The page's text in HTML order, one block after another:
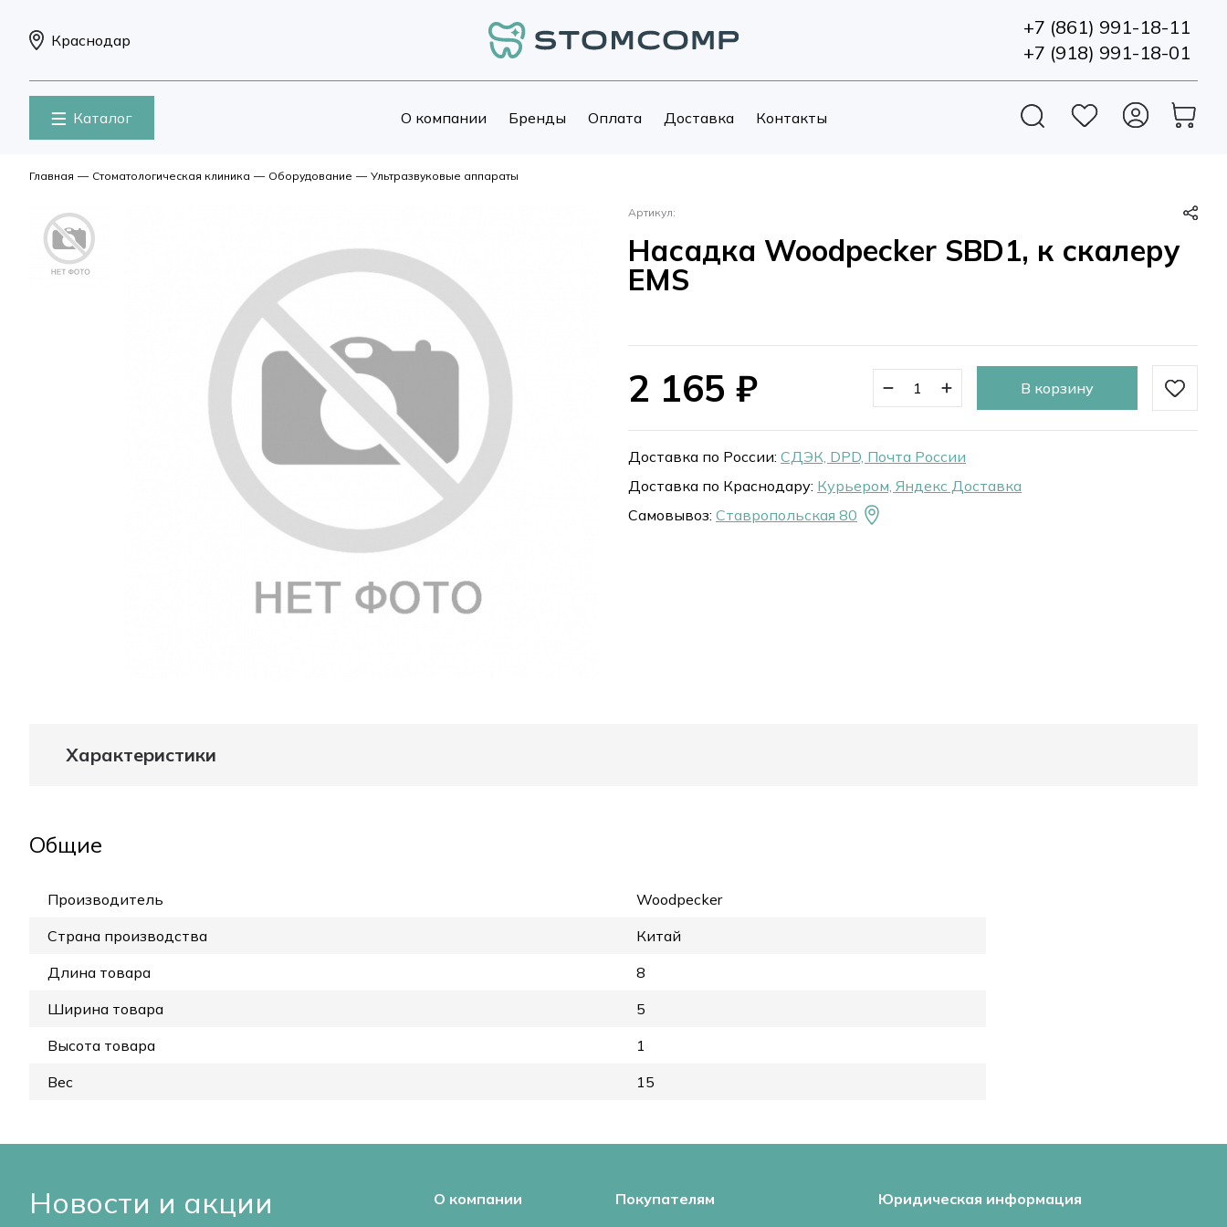
Краснодар
+7 (861) 991-18-11
+7 (918) 991-18-01
Каталог О компании Бренды Оплата Доставка Контакты
Главная — Стоматологическая клиника — Оборудование — Ультразвуковые аппараты
Артикул:
Насадка Woodpecker SBD1, к скалеру
EMS
2 165 ₽ В корзину
Доставка по России: СДЭК, DPD, Почта России
Доставка по Краснодару: Курьером, Яндекс Доставка
Самовывоз: Ставропольская 80
Характеристики
Общие
Производитель
Woodpecker
Страна производства
Китай
Длина товара
8
Ширина товара
5
Высота товара
1
Вес
15
Новости и акции О компании Покупателям Юридическая информация